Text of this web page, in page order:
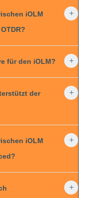
iOLM
für den iOLM?
der
iOLM